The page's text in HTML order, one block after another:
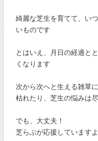
綺麗な芝生を育てて、い
いものです
とはいえ、月日の経過と
くなります
次から次へと生える雑草
枯れたり、芝生の悩みは
でも、大丈夫！
芝らぶが応援しています